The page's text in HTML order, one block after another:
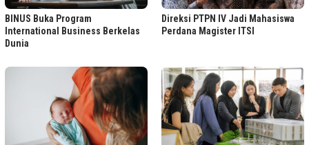
BINUS Buka Program
International Business Berkelas
Dunia
Direksi PTPN IV Jadi Mahasiswa
Perdana Magister ITSI